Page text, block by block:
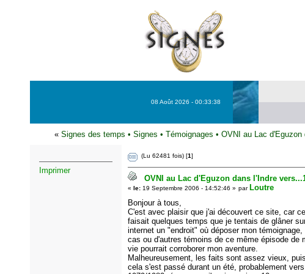
08 Août 2026 - 00:33:38
« Signes des temps • Signes • Témoignages • OVNI au Lac
Imprimer
(Lu 62481 fois) [1]
OVNI au Lac d'Eguzon dans l'Indre
« le: 19 Septembre 2006 - 14:52:46 » par Loutre
Bonjour à tous,
C'est avec plaisir que j'ai découvert ce site, car
faisait quelques temps que je tentais de glâner
internet un "endroit" où déposer mon témoignage,
cas ou d'autres témoins de ce même épisode de
vie pourrait corroborer mon aventure.
Malheureusement, les faits sont assez vieux,
cela s'est passé durant un été, probablement vers